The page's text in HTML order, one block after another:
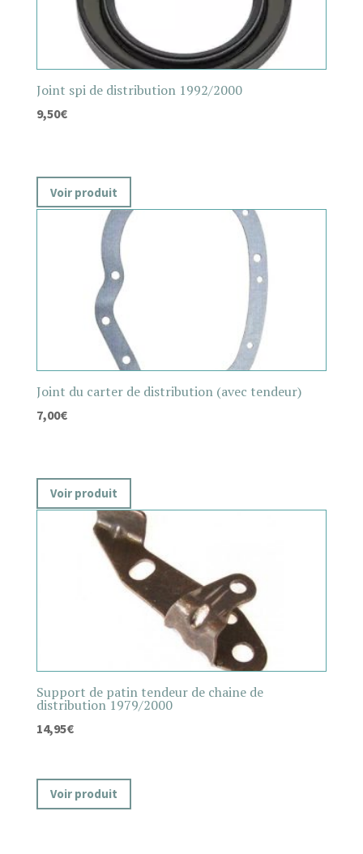
Joint spi de distribution 1992/2000
9,50€
Voir produit
Joint du carter de distribution (avec tendeur)
7,00€
Voir produit
Support de patin tendeur de chaine de
distribution 1979/2000
14,95€
Voir produit